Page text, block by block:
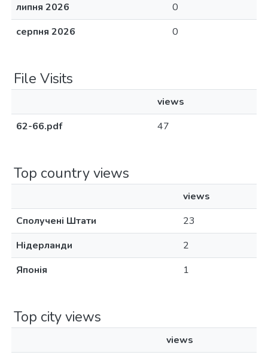
липня 2026
0
серпня 2026
0
File Visits
views
62-66.pdf
47
Top country views
views
Сполучені Штати
23
Нідерланди
2
Японія
1
Top city views
views